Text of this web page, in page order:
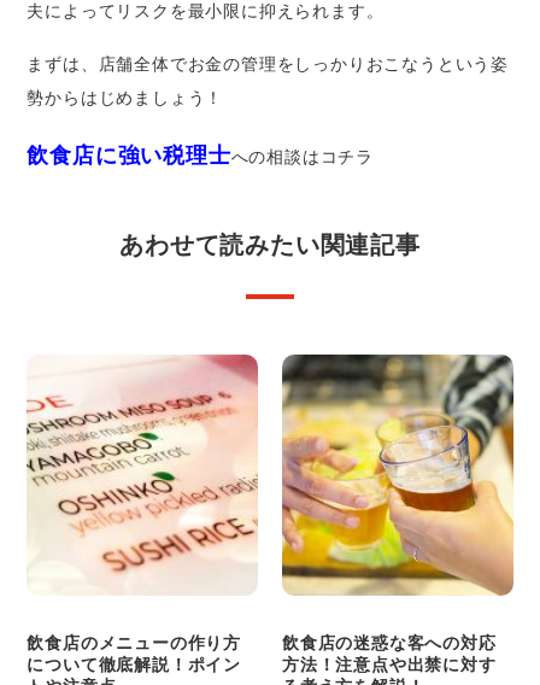
夫によってリスクを最小限に抑えられます。
まずは、店舗全体でお金の管理をしっかりおこなうという姿
勢からはじめましょう！
飲食店に強い税理士への相談はコチラ
あわせて読みたい関連記事
飲食店のメニューの作り方
について徹底解説！ポイン
​​飲食店の迷惑な客への対応
方法！注意点や出禁に対す